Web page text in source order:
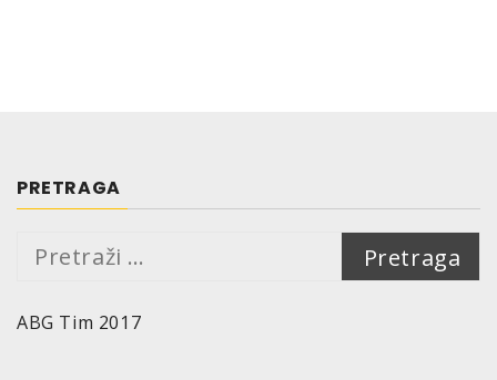
PRETRAGA
Pretraga:
ABG Tim 2017